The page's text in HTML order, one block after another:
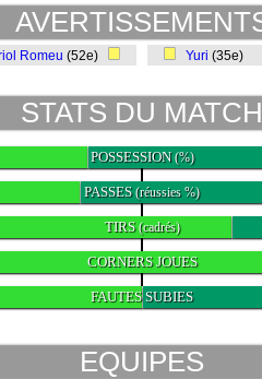
Romeu (52e) Yuri (35e)
STATS DU MATCH
POSSESSION(%)
PASSES(réussies %)
TIRS(cadrés)
CORNERS JOUES
FAUTES SUBIES
EQUIPES